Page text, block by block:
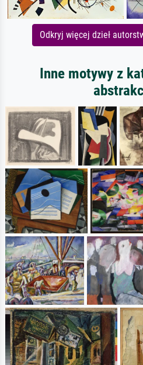
Odkryj więcej dzieł
Inne motywy z